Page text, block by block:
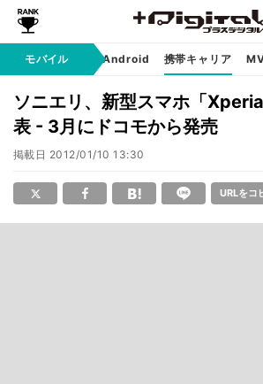
モバイル
iPhone Android 携帯キャリア
ソニエリ、新型スマホ「
表 - 3月にドコモから発売
掲載日 2012/01/10 13:30
URLをコ